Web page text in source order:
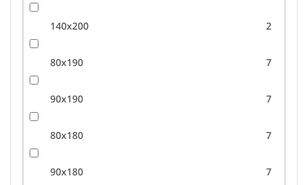
140x200 2
80x190 7
90x190 7
80x180 7
90x180 7